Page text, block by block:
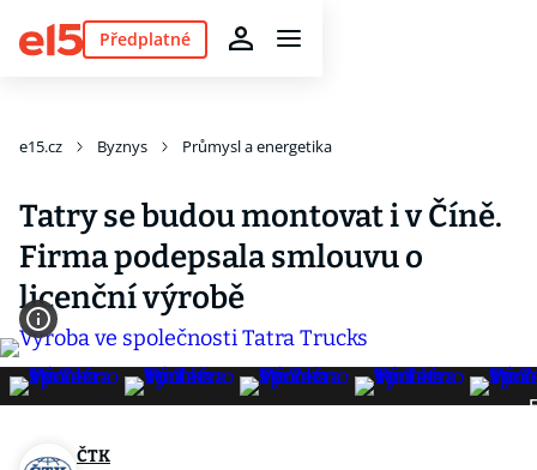
Předplatné
e15.cz Byznys Průmysl a energetika
Tatry se budou montovat i v Číně.
Firma podepsala smlouvu o
licenční výrobě
ČTK